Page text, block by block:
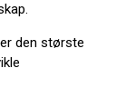
den største